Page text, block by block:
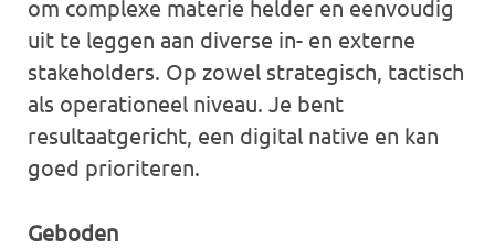
om complexe materie helder en eenvoudig
uit te leggen aan diverse in- en externe
stakeholders. Op zowel strategisch, tactisch
als operationeel niveau. Je bent
resultaatgericht, een digital native en kan
goed prioriteren.
Geboden